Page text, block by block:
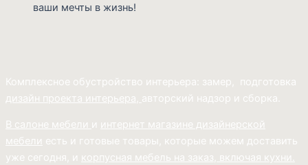
ваши мечты в жизнь!
Комплексное обустройство интерьера: замер, подготовка
дизайн проекта интерьера, авторский надзор и сборка.
В салоне мебели и интернет магазине дизайнерской
мебели есть и готовые товары, которые можем доставить
уже сегодня, и корпусная мебель на заказ, включая кухни.